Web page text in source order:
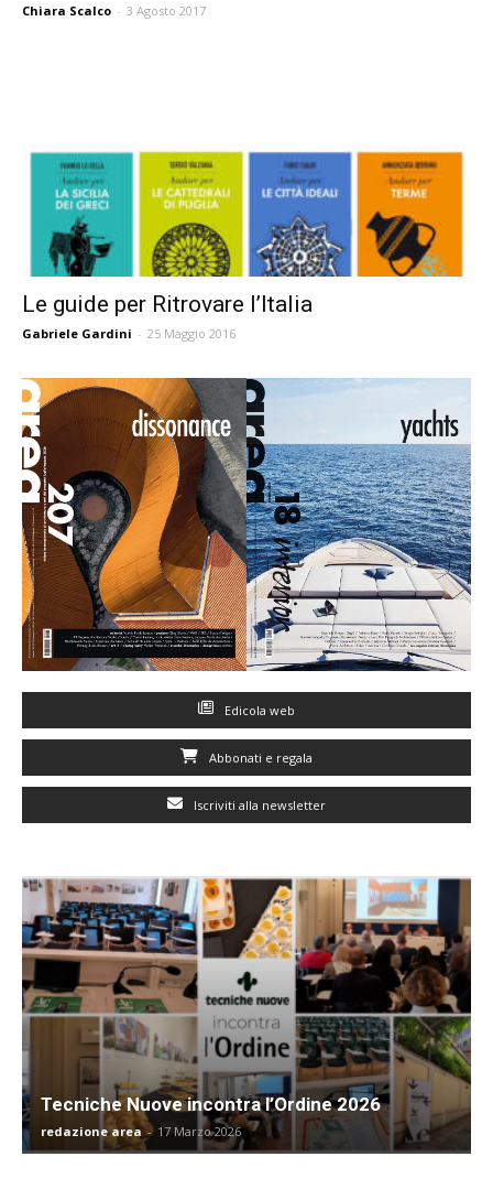
Chiara Scalco - 3 Agosto 2017
Le guide per Ritrovare l’Italia
Gabriele Gardini - 25 Maggio 2016
Edicola web
Abbonati e regala
Iscriviti alla newsletter
Tecniche Nuove incontra l’Ordine 2026
redazione area - 17 Marzo 2026